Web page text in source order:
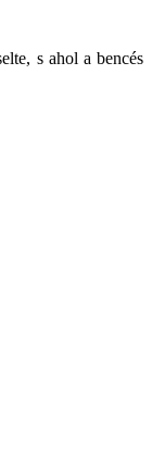
s ahol a bencés